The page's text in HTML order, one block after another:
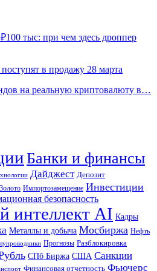
тыс: при чем здесь дроппер
в продажу 28 марта
на реальную криптовалюту в…
Банки и финансы
Дайджест Депозит
Золото Импортозамещение Инвестиции
безопасность
интеллект AI Кадры
Металлы и добыча Мосбиржа Нефть
Прогнозы Разблокировка
СПб Биржа США Санкции
Финансовая отчетность Фьючерс